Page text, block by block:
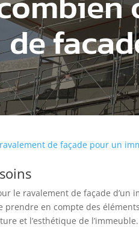
de
de façade pour un
le ravalement de façade
prendre en compte des
et l’esthétique de